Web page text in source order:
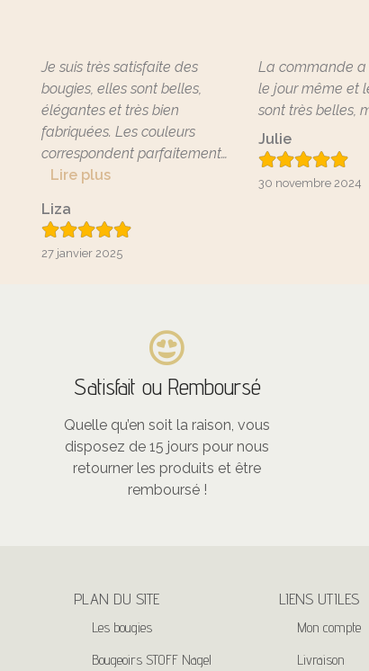
Je suis très satisfaite des
bougies, elles sont belles,
élégantes et très bien
fabriquées. Les couleurs
correspondent parfaitement…
Lire plus
Liza
27 janvier 2025
La commande a
le jour même et
sont très belles,
Julie
30 novembre 2024
Satisfait ou Remboursé
Quelle qu’en soit la raison, vous
disposez de 15 jours pour nous
retourner les produits et être
remboursé !
PLAN DU SITE
Les bougies
Bougeoirs STOFF Nagel
LIENS UTILES
Mon compte
Livraison